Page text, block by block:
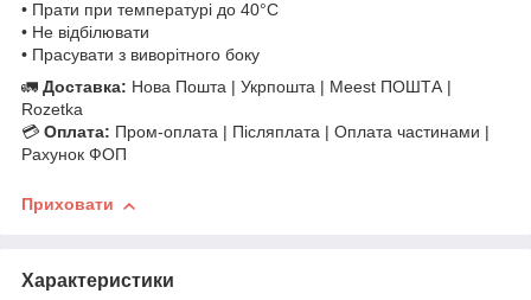
• Прати при температурі до 40°C
• Не відбілювати
• Прасувати з виворітного боку
🚛 Доставка: Нова Пошта | Укрпошта | Meest ПОШТА |
Rozetka
💳 Оплата: Пром-оплата | Післяплата | Оплата частинами |
Рахунок ФОП
Приховати
Характеристики